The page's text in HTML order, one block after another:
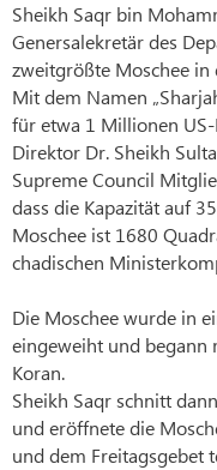
Sheikh Saqr bin
Genersalekretär des
zweitgrößte Moschee in
Mit dem Namen
für etwa 1 Millionen
Direktor Dr. Sheikh
Supreme Council
dass die Kapazität auf
Moschee ist 1680
chadischen
Die Moschee wurde in
eingeweiht und begann
Koran.
Sheikh Saqr schnitt
und eröffnete die
und dem Freitagsgebet